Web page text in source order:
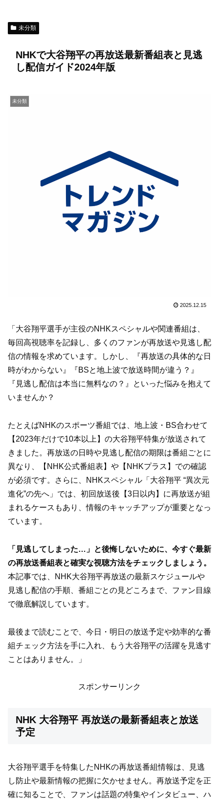
未分類
NHKで大谷翔平の再放送最新番組表と見逃
し配信ガイド2024年版
未分類
2025.12.15
「大谷翔平選手が主役のNHKスペシャルや関連番組は、
毎回高視聴率を記録し、多くのファンが再放送や見逃し配
信の情報を求めています。しかし、『再放送の具体的な日
時がわからない』『BSと地上波で放送時間が違う？』
『見逃し配信は本当に無料なの？』といった悩みを抱えて
いませんか？
たとえばNHKのスポーツ番組では、地上波・BS合わせて
【2023年だけで10本以上】の大谷翔平特集が放送されて
きました。再放送の日時や見逃し配信の期限は番組ごとに
異なり、【NHK公式番組表】や【NHKプラス】での確認
が必須です。さらに、NHKスペシャル「大谷翔平 “異次元
進化”の先へ」では、初回放送後【3日以内】に再放送が組
まれるケースもあり、情報のキャッチアップが重要となっ
ています。
「見逃してしまった…」と後悔しないために、今すぐ最新
の再放送番組表と確実な視聴方法をチェックしましょう。
本記事では、NHK大谷翔平再放送の最新スケジュールや
見逃し配信の手順、番組ごとの見どころまで、ファン目線
で徹底解説しています。
最後まで読むことで、今日・明日の放送予定や効率的な番
組チェック方法を手に入れ、もう大谷翔平の活躍を見逃す
ことはありません。」
スポンサーリンク
NHK 大谷翔平 再放送の最新番組表と放送
予定
大谷翔平選手を特集したNHKの再放送番組情報は、見逃
し防止や最新情報の把握に欠かせません。再放送予定を正
確に知ることで、ファンは話題の特集やインタビュー、ハ